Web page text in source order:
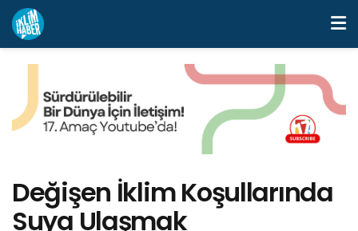
Değişen İklim Koşullarında
Suya Ulaşmak